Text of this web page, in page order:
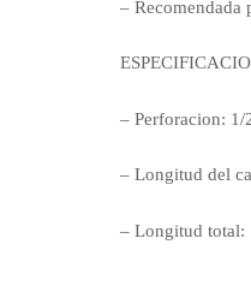
– Recomendada
– Perforacion: 1/
– Longitud del
– Longitud total: